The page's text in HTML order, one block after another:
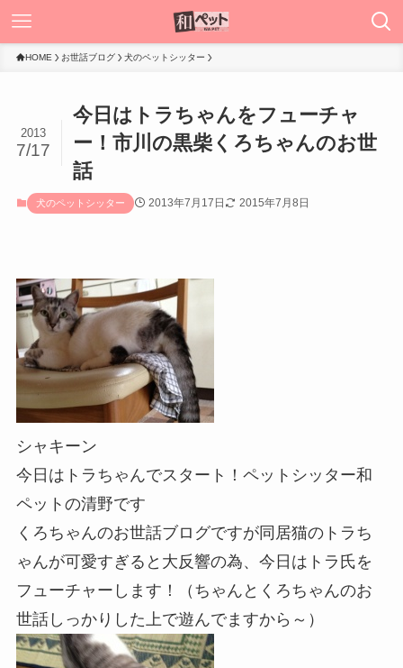
HOME お世話ブログ 犬のペットシッター
今日はトラちゃんをフューチャ
ー！市川の黒柴くろちゃんのお世
話
2013
7/17
犬のペットシッター 2013年7月17日 2015年7月8日
シャキーン
今日はトラちゃんでスタート！ペットシッター和
ペットの清野です
くろちゃんのお世話ブログですが同居猫のトラち
ゃんが可愛すぎると大反響の為、今日はトラ氏を
フューチャーします！（ちゃんとくろちゃんのお
世話しっかりした上で遊んでますから～）